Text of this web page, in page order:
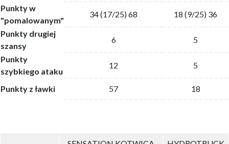
Punkty w
"pomalowanym"
34 (17/25) 68
18 (9/25) 36
Punkty drugiej
szansy
6
5
Punkty
szybkiego ataku
12 5
Punkty z ławki 57 18